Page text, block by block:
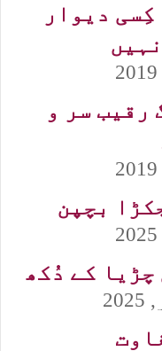
دیوار
رقیب سر و
بچپن
چڑیا کے دُکھ